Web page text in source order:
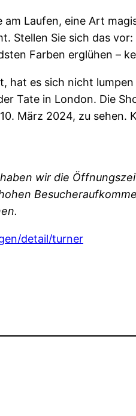
Laufen, eine Art
Stellen Sie sich das
Farben erglühen –
hat es sich nicht
Tate in London. Die
März 2024, zu
wir die
detail/turner